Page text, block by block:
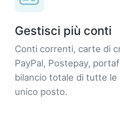
Gestisci più conti
Conti correnti, carte di
PayPal, Postepay,
bilancio totale di tutte
unico posto.